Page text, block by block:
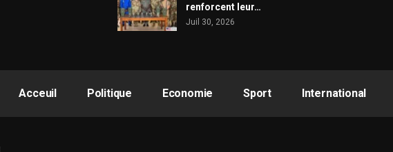
renforcent leur…
Juil 30, 2026
Acceuil Politique Economie Sport International